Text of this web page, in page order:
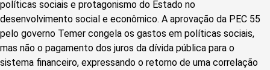
políticas sociais e protagonismo do Estado no
desenvolvimento social e econômico. A aprovação da PEC 55
pelo governo Temer congela os gastos em políticas sociais,
mas não o pagamento dos juros da dívida pública para o
sistema financeiro, expressando o retorno de uma correlação